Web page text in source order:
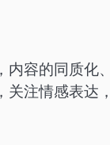
容的同质化
注情感表达